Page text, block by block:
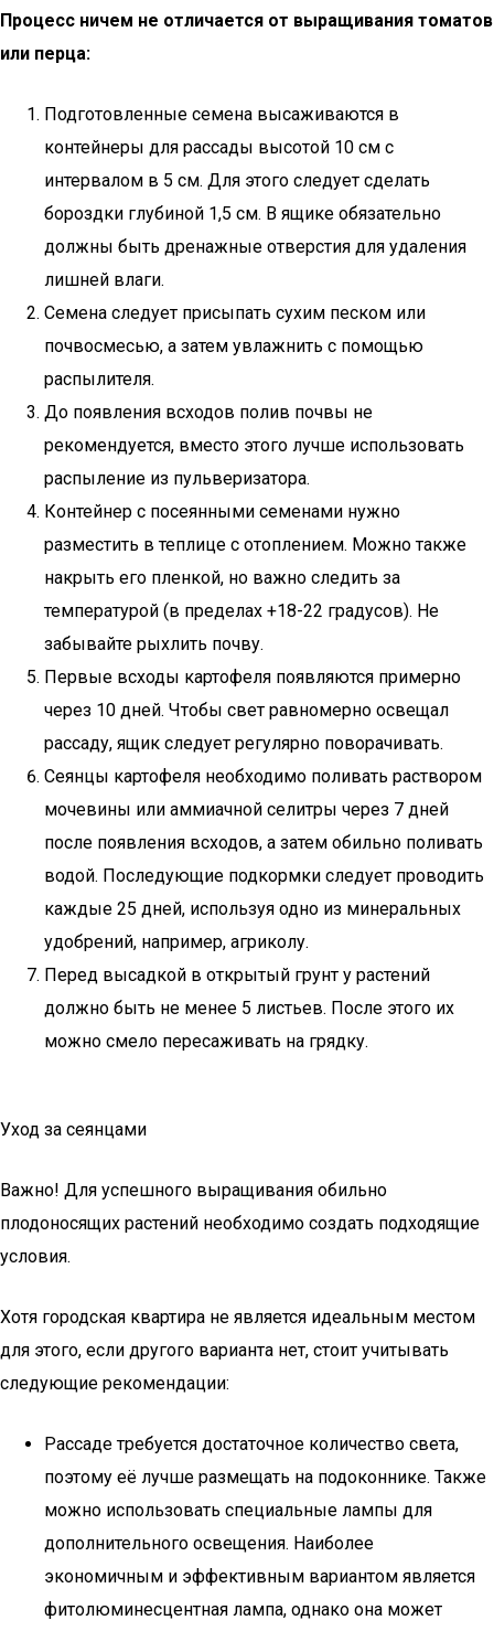
Процесс ничем не отличается от выращивания томатов
или перца:
Подготовленные семена высаживаются в
контейнеры для рассады высотой 10 см с
интервалом в 5 см. Для этого следует сделать
бороздки глубиной 1,5 см. В ящике обязательно
должны быть дренажные отверстия для удаления
лишней влаги.
Семена следует присыпать сухим песком или
почвосмесью, а затем увлажнить с помощью
распылителя.
До появления всходов полив почвы не
рекомендуется, вместо этого лучше использовать
распыление из пульверизатора.
Контейнер с посеянными семенами нужно
разместить в теплице с отоплением. Можно также
накрыть его пленкой, но важно следить за
температурой (в пределах +18-22 градусов). Не
забывайте рыхлить почву.
Первые всходы картофеля появляются примерно
через 10 дней. Чтобы свет равномерно освещал
рассаду, ящик следует регулярно поворачивать.
Сеянцы картофеля необходимо поливать раствором
мочевины или аммиачной селитры через 7 дней
после появления всходов, а затем обильно поливать
водой. Последующие подкормки следует проводить
каждые 25 дней, используя одно из минеральных
удобрений, например, агриколу.
Перед высадкой в открытый грунт у растений
должно быть не менее 5 листьев. После этого их
можно смело пересаживать на грядку.
Уход за сеянцами
Важно! Для успешного выращивания обильно
плодоносящих растений необходимо создать подходящие
условия.
Хотя городская квартира не является идеальным местом
для этого, если другого варианта нет, стоит учитывать
следующие рекомендации:
Рассаде требуется достаточное количество света,
поэтому её лучше размещать на подоконнике. Также
можно использовать специальные лампы для
дополнительного освещения. Наиболее
экономичным и эффективным вариантом является
фитолюминесцентная лампа, однако она может